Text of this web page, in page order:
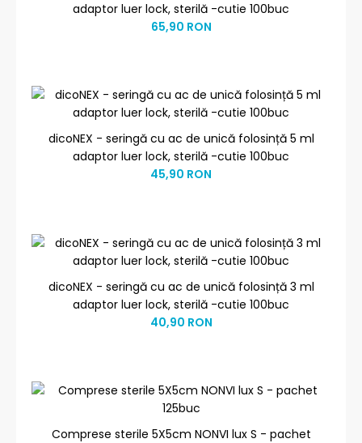
adaptor luer lock, sterilă -cutie 100buc
65,90 RON
dicoNEX - seringă cu ac de unică folosință 5 ml
adaptor luer lock, sterilă -cutie 100buc
45,90 RON
dicoNEX - seringă cu ac de unică folosință 3 ml
adaptor luer lock, sterilă -cutie 100buc
40,90 RON
Comprese sterile 5X5cm NONVI lux S - pachet